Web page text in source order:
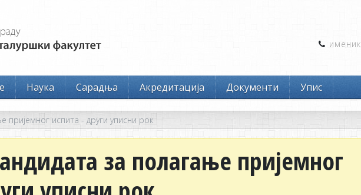
именик
Наука Сарадња Акредитација Документи Упис
пријемног испита - други уписни рок
за полагање пријемног